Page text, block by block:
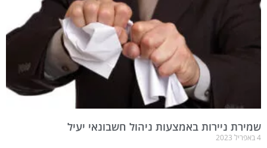
שמירת ניירות באמצעות ניהול חשבונאי יעיל
4 באפריל 2023